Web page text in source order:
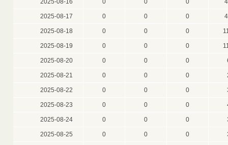
2025-08-16 0 0 0
2025-08-17 0 0 0
2025-08-18 0 0 0
2025-08-19 0 0 0
2025-08-20 0 0 0
2025-08-21 0 0 0
2025-08-22 0 0 0
2025-08-23 0 0 0
2025-08-24 0 0 0
2025-08-25 0 0 0